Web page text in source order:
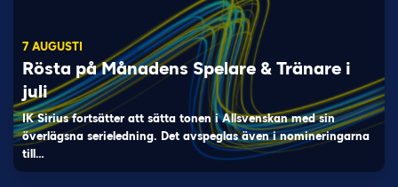
7 AUGUSTI
Rösta på Månadens Spelare & Tränare i
juli
IK Sirius fortsätter att sätta tonen i Allsvenskan med sin
överlägsna serieledning. Det avspeglas även i nomineringarna
till…